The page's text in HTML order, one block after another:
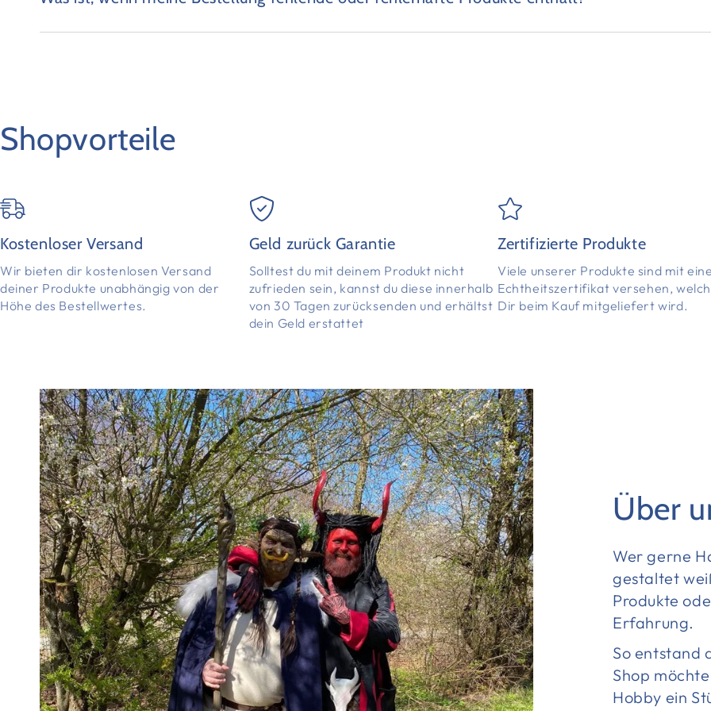
Shopvorteile
Kostenloser Versand
Wir bieten dir kostenlosen Versand
deiner Produkte unabhängig von der
Höhe des Bestellwertes.
Geld zurück Garantie
Solltest du mit deinem Produkt nicht
zufrieden sein, kannst du diese innerhalb
von 30 Tagen zurücksenden und erhältst
dein Geld erstattet
Zertifizierte Produkte
Viele unserer Produkte sind mit
Echtheitszertifikat versehen,
Dir beim Kauf mitgeliefert wird.
Über
Wer gerne
gestaltet
Produkte
Erfahrung.
So entstand
Shop
Hobby ein